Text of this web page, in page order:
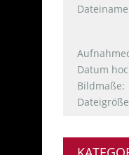
Dateiname
Datum
Bildmaße
Dateigröße